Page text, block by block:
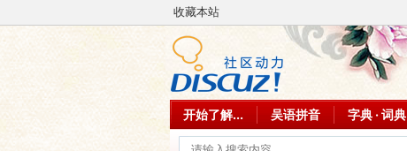
收藏本站
开始了解... 吴语拼音 字典 · 词典